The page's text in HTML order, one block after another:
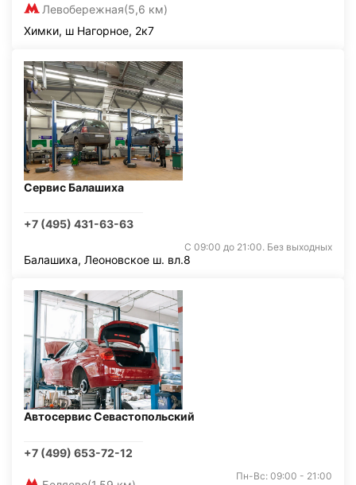
Левобережная(5,6 км)
Химки, ш Нагорное, 2к7
Сервис Балашиха
+7 (495) 431-63-63
С 09:00 до 21:00. Без выходных
Балашиха, Леоновское ш. вл.8
Автосервис Севастопольский
+7 (499) 653-72-12
Пн-Вс: 09:00 - 21:00